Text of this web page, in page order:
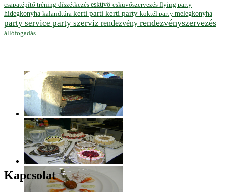
csapatépítő tréning díszétkezés esküvő esküvőszervezés flying party
hidegkonyha kalandtúra kerti parti kerti party koktél party melegkonyha
party service party szerviz rendezvény rendezvényszervezés
állófogadás
Kapcsolat